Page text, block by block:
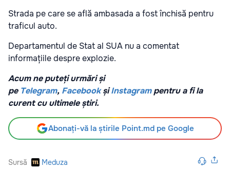
Strada pe care se află ambasada a fost închisă pentru
traficul auto.
Departamentul de Stat al SUA nu a comentat
informațiile despre explozie.
Acum ne puteți urmări și
pe Telegram, Facebook șiInstagrampentru a fi la
curent cu ultimele știri.
Abonați-vă la știrile Point.md pe Google
Sursă Meduza